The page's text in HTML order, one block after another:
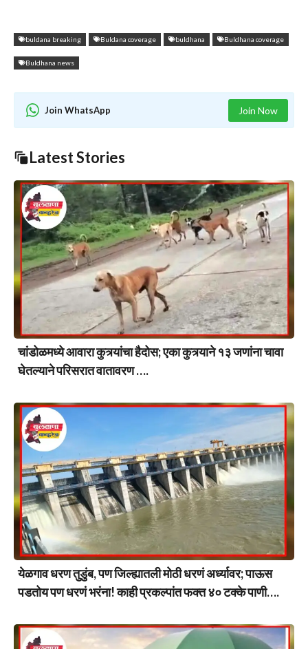
buldana breaking Buldana coverage buldhana Buldhana coverage
Buldhana news
Join WhatsApp Join Now
Latest Stories
चांडोळमध्ये आवारा कुत्र्यांचा हैदोस; एका कुत्र्याने १३ जणांना चावा
घेतल्याने परिसरात वातावरण ….
येळगाव धरण तुडुंब, पण जिल्ह्यातली मोठी धरणं अर्ध्यावर; पाऊस
पडतोय पण धरणं भरंना! काही प्रकल्पांत फक्त ४० टक्के पाणी….